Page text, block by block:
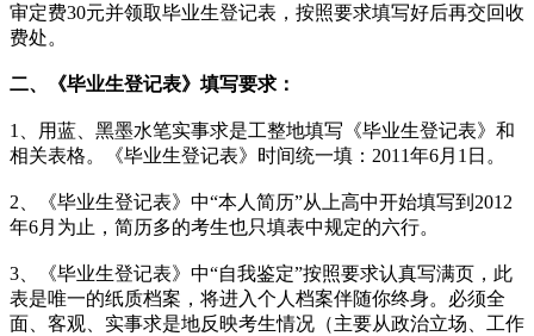
审定费30元并领取毕业生登记表，按照要求填写好后再交回收
费处。
二、《毕业生登记表》填写要求：
1、用蓝、黑墨水笔实事求是工整地填写《毕业生登记表》和
相关表格。《毕业生登记表》时间统一填：2011年6月1日。
2、《毕业生登记表》中“本人简历”从上高中开始填写到2012
年6月为止，简历多的考生也只填表中规定的六行。
3、《毕业生登记表》中“自我鉴定”按照要求认真写满页，此
表是唯一的纸质档案，将进入个人档案伴随你终身。必须全
面、客观、实事求是地反映考生情况（主要从政治立场、工作